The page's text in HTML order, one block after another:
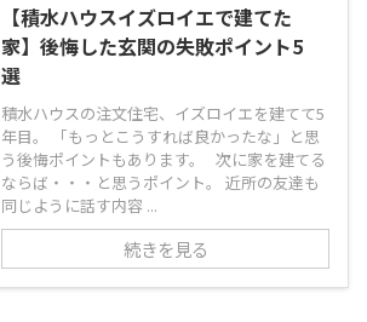
【積水ハウスイズロイエで建てた
家】後悔した玄関の失敗ポイント5
選
積水ハウスの注文住宅、イズロイエを建てて5
年目。 「もっとこうすれば良かったな」と思
う後悔ポイントもあります。 次に家を建てる
ならば・・・と思うポイント。 近所の友達も
同じように話す内容 ...
続きを見る